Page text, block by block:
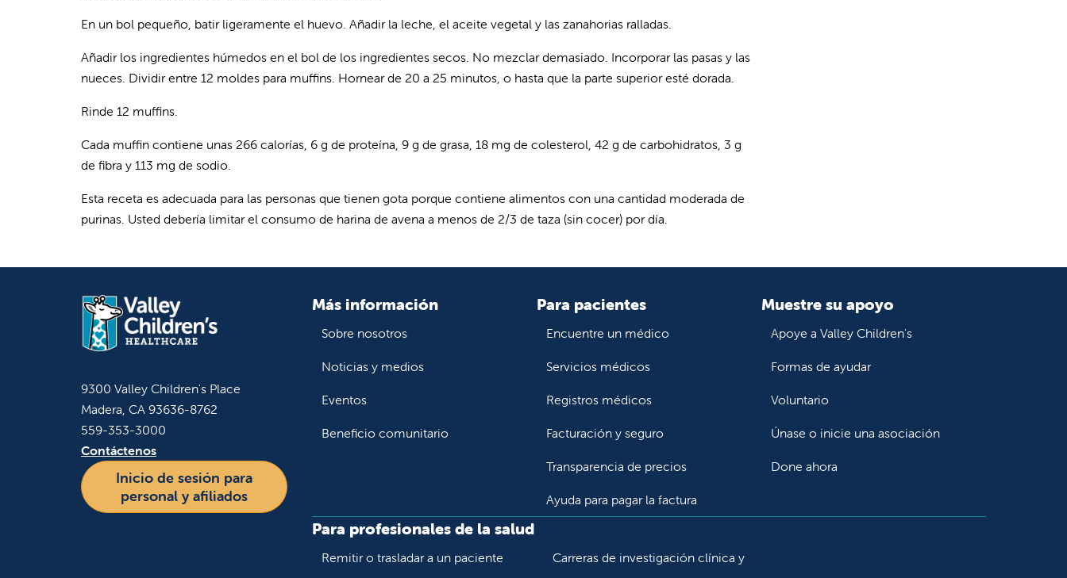
En un bol pequeño, batir ligeramente el huevo. Añadir la leche, el aceite vegetal y las zanahorias ralladas.
Añadir los ingredientes húmedos en el bol de los ingredientes secos. No mezclar demasiado. Incorporar las pasas y las
nueces. Dividir entre 12 moldes para muffins. Hornear de 20 a 25 minutos, o hasta que la parte superior esté dorada.
Rinde 12 muffins.
Cada muffin contiene unas 266 calorías, 6 g de proteína, 9 g de grasa, 18 mg de colesterol, 42 g de carbohidratos, 3 g
de fibra y 113 mg de sodio.
Esta receta es adecuada para las personas que tienen gota porque contiene alimentos con una cantidad moderada de
purinas. Usted debería limitar el consumo de harina de avena a menos de 2/3 de taza (sin cocer) por día.
9300 Valley Children's Place
Madera, CA 93636-8762
559-353-3000
Contáctenos
Inicio de sesión para
personal y afiliados
Más información
Sobre nosotros
Noticias y medios
Eventos
Beneficio comunitario
Para pacientes
Encuentre un médico
Servicios médicos
Registros médicos
Facturación y seguro
Transparencia de precios
Ayuda para pagar la factura
Muestre su apoyo
Apoye a Valley Children's
Formas de ayudar
Voluntario
Únase o inicie una asociación
Done ahora
Para profesionales de la salud
Remitir o trasladar a un paciente Carreras de investigación clínica y